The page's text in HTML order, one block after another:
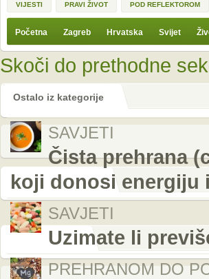
VIJESTI PRAVI ŽIVOT POD REFLEKTOROM
Početna Zagreb Hrvatska Svijet
Skoči do prethodne
Ostalo iz kategorije
SAVJETI
Čista prehrana
koji donosi energiju
SAVJETI
Uzimate li
PREHRANOM DO